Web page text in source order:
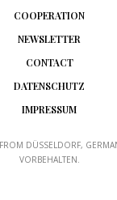
COOPERATION
NEWSLETTER
CONTACT
DATENSCHUTZ
IMPRESSUM
DÜSSELDORF,
VORBEHALTEN.